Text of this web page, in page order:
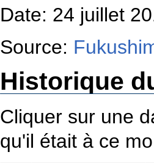
Date: 24 juillet
Source:
Historique
Cliquer sur une
qu'il était à ce